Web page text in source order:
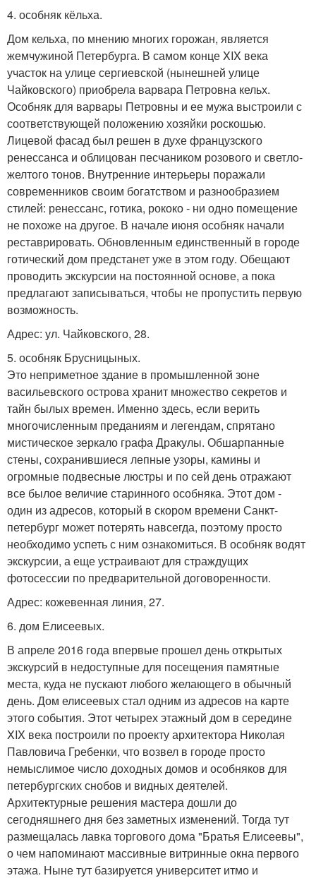
4. особняк кёльха.
Дом кельха, по мнению многих горожан, является
жемчужиной Петербурга. В самом конце XIX века
участок на улице сергиевской (нынешней улице
Чайковского) приобрела варвара Петровна кельх.
Особняк для варвары Петровны и ее мужа выстроили с
соответствующей положению хозяйки роскошью.
Лицевой фасад был решен в духе французского
ренессанса и облицован песчаником розового и светло-
желтого тонов. Внутренние интерьеры поражали
современников своим богатством и разнообразием
стилей: ренессанс, готика, рококо - ни одно помещение
не похоже на другое. В начале июня особняк начали
реставрировать. Обновленным единственный в городе
готический дом предстанет уже в этом году. Обещают
проводить экскурсии на постоянной основе, а пока
предлагают записываться, чтобы не пропустить первую
возможность.
Адрес: ул. Чайковского, 28.
5. особняк Брусницыных.
Это неприметное здание в промышленной зоне
васильевского острова хранит множество секретов и
тайн былых времен. Именно здесь, если верить
многочисленным преданиям и легендам, спрятано
мистическое зеркало графа Дракулы. Обшарпанные
стены, сохранившиеся лепные узоры, камины и
огромные подвесные люстры и по сей день отражают
все былое величие старинного особняка. Этот дом -
один из адресов, который в скором времени Санкт-
петербург может потерять навсегда, поэтому просто
необходимо успеть с ним ознакомиться. В особняк водят
экскурсии, а еще устраивают для страждущих
фотосессии по предварительной договоренности.
Адрес: кожевенная линия, 27.
6. дом Елисеевых.
В апреле 2016 года впервые прошел день открытых
экскурсий в недоступные для посещения памятные
места, куда не пускают любого желающего в обычный
день. Дом елисеевых стал одним из адресов на карте
этого события. Этот четырех этажный дом в середине
XIX века построили по проекту архитектора Николая
Павловича Гребенки, что возвел в городе просто
немыслимое число доходных домов и особняков для
петербургских снобов и видных деятелей.
Архитектурные решения мастера дошли до
сегодняшнего дня без заметных изменений. Тогда тут
размещалась лавка торгового дома "Братья Елисеевы",
о чем напоминают массивные витринные окна первого
этажа. Ныне тут базируется университет итмо и